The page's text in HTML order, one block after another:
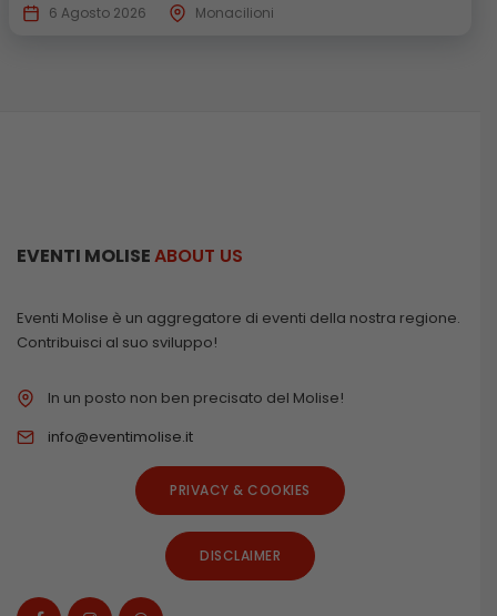
6 Agosto 2026 Monacilioni
EVENTI MOLISEABOUT US
Eventi Molise è un aggregatore di eventi della nostra regione.
Contribuisci al suo sviluppo!
In un posto non ben precisato del Molise!
info@eventimolise.it
PRIVACY & COOKIES
DISCLAIMER